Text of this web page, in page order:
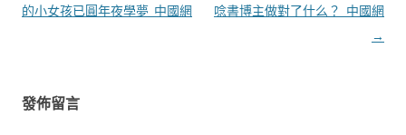
章
的小女孩已圓年夜學夢_中國網
唸書博主做對了什么？_中國網
→
發佈留言